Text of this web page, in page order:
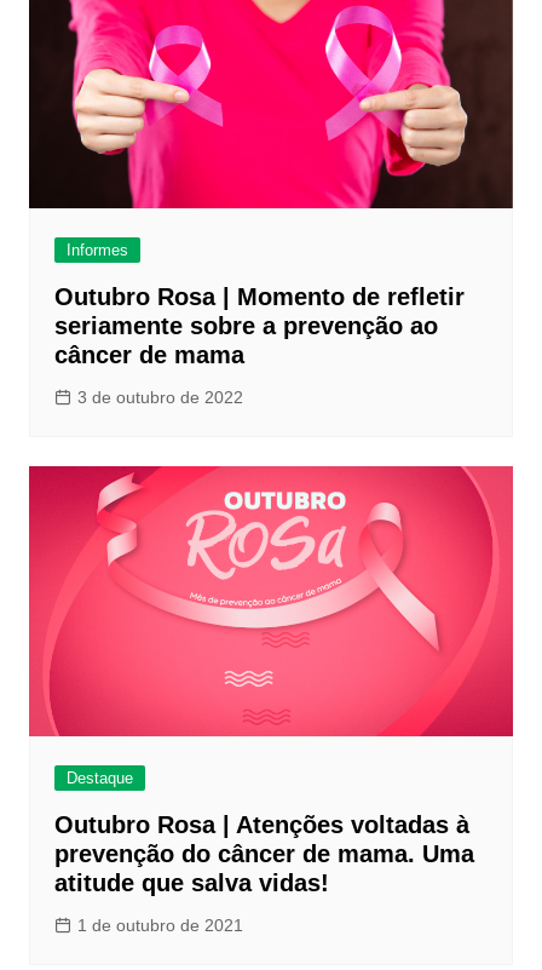
Informes
Outubro Rosa | Momento de refletir
seriamente sobre a prevenção ao
câncer de mama
3 de outubro de 2022
Destaque
Outubro Rosa | Atenções voltadas à
prevenção do câncer de mama. Uma
atitude que salva vidas!
1 de outubro de 2021